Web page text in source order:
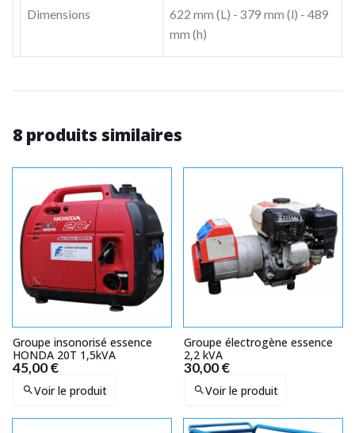
Dimensions
622 mm (L) - 379 mm (l) - 489
mm (h)
8 produits similaires
Groupe insonorisé essence
HONDA 20T 1,5kVA
45,00 €
Voir le produit
Groupe électrogène essence
2,2 kVA
30,00 €
Voir le produit